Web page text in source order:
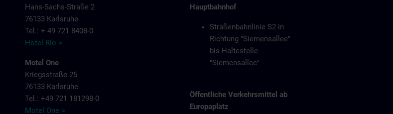
Hans-Sachs-Straße 2
76133 Karlsruhe
Tel.: + 49 721 8408-0
Hotel Rio >
Motel One
Kriegsstraße 25
76133 Karlsruhe
Tel.: +49 721 181298-0
Motel One >
Hauptbahnhof
Straßenbahnlinie S2 in
Richtung "Siemensallee"
bis Haltestelle
"Siemensallee"
Öffentliche Verkehrsmittel ab
Europaplatz